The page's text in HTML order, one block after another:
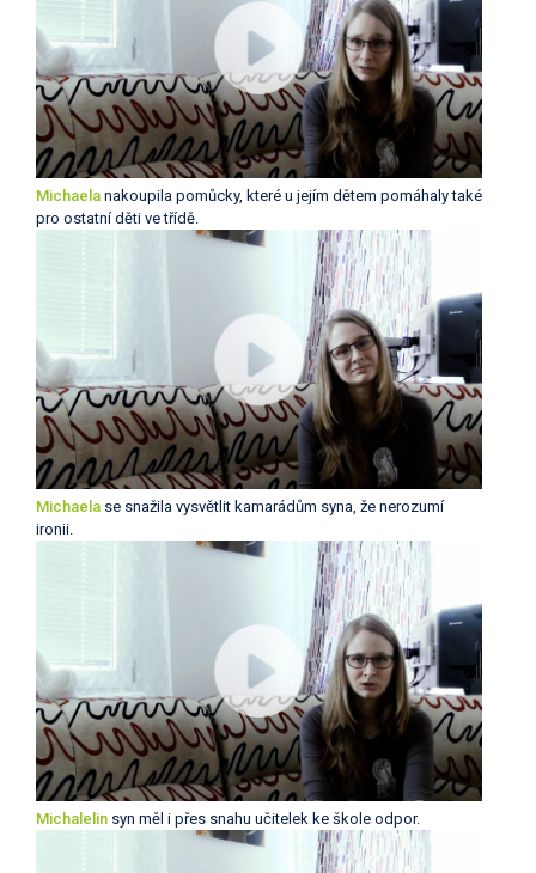
Michaela nakoupila pomůcky, které u jejím dětem pomáhaly také
pro ostatní děti ve třídě.
Michaela se snažila vysvětlit kamarádům syna, že nerozumí
ironii.
Michalelin syn měl i přes snahu učitelek ke škole odpor.